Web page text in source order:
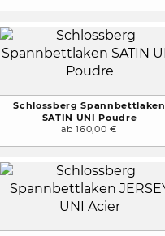
Schlossberg Spannbettlaken
SATIN UNI Poudre
ab 160,00 €